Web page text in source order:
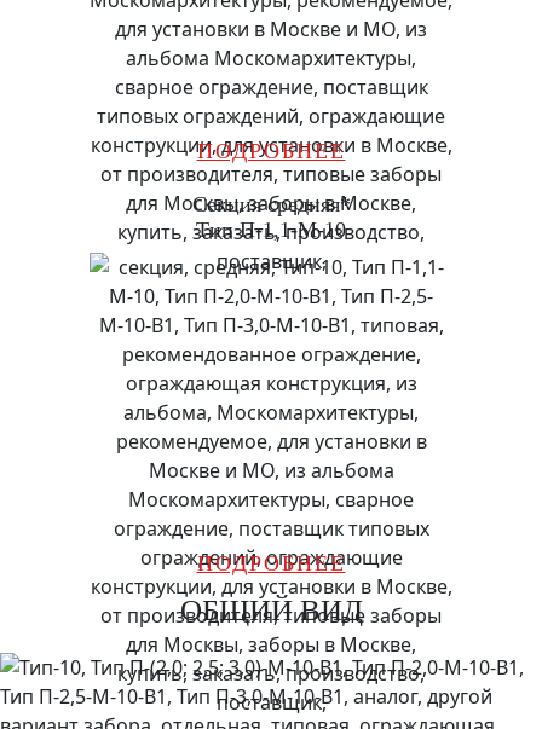
ПОДРОБНЕЕ
Секция средняя*
Тип П-1,1-М-10
ПОДРОБНЕЕ
ОБЩИЙ ВИД